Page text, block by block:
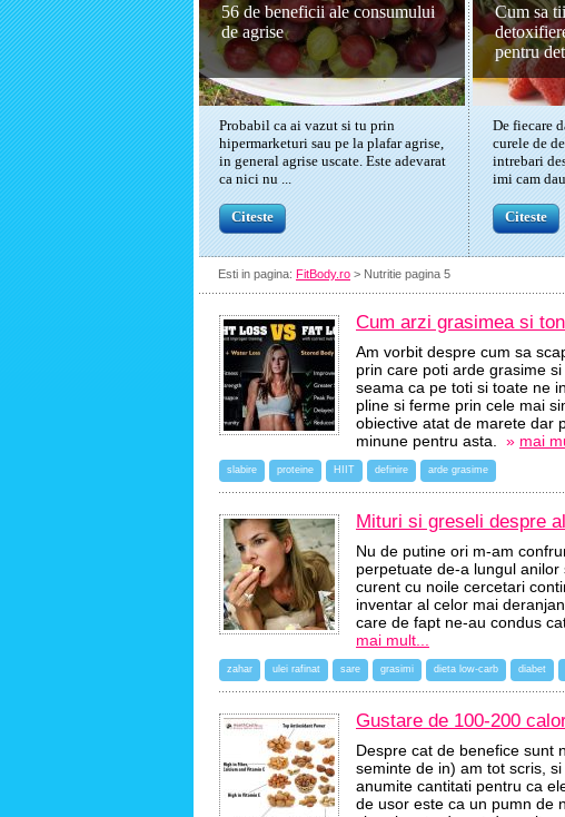
56 de beneficii ale consumului
de agrise
Probabil ca ai vazut si tu prin
hipermarketuri sau pe la plafar agrise,
in general agrise uscate. Este adevarat
ca nici nu ...
Citeste
Cum sa
pentru
De fiecare
curele de
intrebari
imi cam
Citeste
Esti in pagina: FitBody.ro > Nutritie pagina 5
Cum arzi grasimea si
Am vorbit despre cum sa
prin care poti arde grasime
seama ca pe toti si toate ne
pline si ferme prin cele mai
obiective atat de marete dar
minune pentru asta. » mai
slabire proteine HIIT definire arde grasime
Mituri si greseli despre
Nu de putine ori m-am
perpetuate de-a lungul
curent cu noile cercetari
inventar al celor mai
care de fapt ne-au condus
mai mult...
zahar ulei rafinat sare grasimi dieta low-carb diabet
Gustare de 100-200
Despre cat de benefice sunt
seminte de in) am tot scris,
anumite cantitati pentru ca
de usor este ca un pumn de